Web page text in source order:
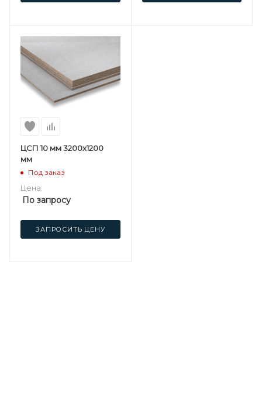
ЦСП 10 мм 3200х1200
мм
Под заказ
Цена:
По запросу
ЗАПРОСИТЬ ЦЕНУ